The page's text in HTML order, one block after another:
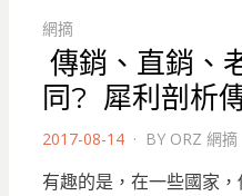
網摘
傳銷、直銷、
同? 犀利剖析
POSTED
2017-08-14 BY ORZ 網摘
有趣的是，在一些國家